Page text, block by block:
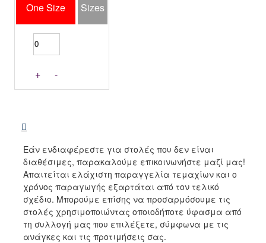
One Size
Sizes
+ -
Εάν ενδιαφέρεστε για στολές που δεν είναι
διαθέσιμες, παρακαλούμε επικοινωνήστε μαζί μας!
Απαιτείται ελάχιστη παραγγελία τεμαχίων και ο
χρόνος παραγωγής εξαρτάται από τον τελικό
σχέδιο. Μπορούμε επίσης να προσαρμόσουμε τις
στολές χρησιμοποιώντας οποιοδήποτε ύφασμα από
τη συλλογή μας που επιλέξετε, σύμφωνα με τις
ανάγκες και τις προτιμήσεις σας.